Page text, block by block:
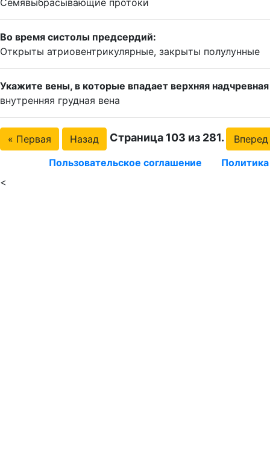
Семявыбрасывающие протоки
Во время систолы предсердий:
Открыты атриовентрикулярные, закрыты полулунные
Укажите вены, в которые впадает верхняя
внутренняя грудная вена
« Первая Назад Страница 103 из 281.
Вперед
Пользовательское соглашение
<